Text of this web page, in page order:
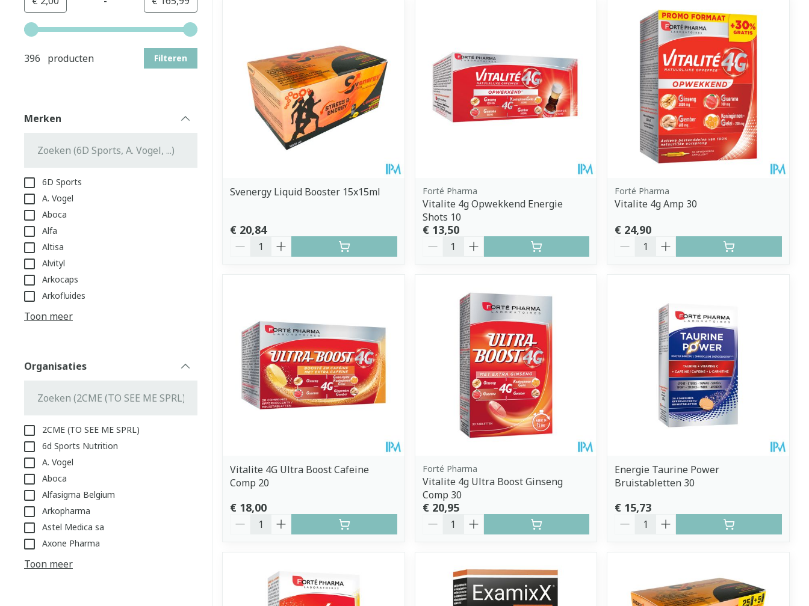
Gebruik de pijltjestoetsen links en rechts om de minimale en maximale prijswaarden aan te passen.
396 producten
Filteren
Merken
6D Sports
A. Vogel
Aboca
Alfa
Altisa
Alvityl
Arkocaps
Arkofluides
Toon meer
Organisaties
2CME (TO SEE ME SPRL)
6d Sports Nutrition
A. Vogel
Aboca
Alfasigma Belgium
Arkopharma
Astel Medica sa
Axone Pharma
Toon meer
Svenergy Liquid Booster 15x15ml
€ 20,84
Aantal
Forté Pharma
Vitalite 4g Opwekkend Energie
Shots 10
€ 13,50
Aantal
Forté Pharma
Vitalite 4g Amp 30
€ 24,90
Aantal
Vitalite 4G Ultra Boost Cafeine
Comp 20
€ 18,00
Aantal
Forté Pharma
Vitalite 4g Ultra Boost Ginseng
Comp 30
€ 20,95
Aantal
Energie Taurine Power
Bruistabletten 30
€ 15,73
Aantal